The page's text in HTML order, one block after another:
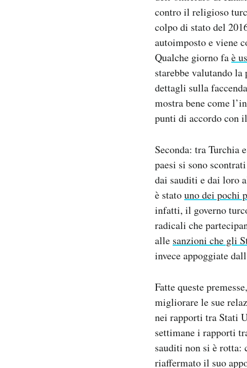
contro il religioso
colpo di stato del
autoimposto e viene
Qualche giorno faè
starebbe valutando
dettagli sulla
mostra bene come
punti di accordo con
Seconda: tra Turchia
paesi si sono
dai sauditi e dai loro
è statouno dei pochi
infatti, il governo
radicali che
alle sanzioni che gli
invece appoggiate
Fatte queste
migliorare le sue
nei rapporti tra Stati
settimane i rapporti
sauditi non si è rotta:
riaffermato il suo